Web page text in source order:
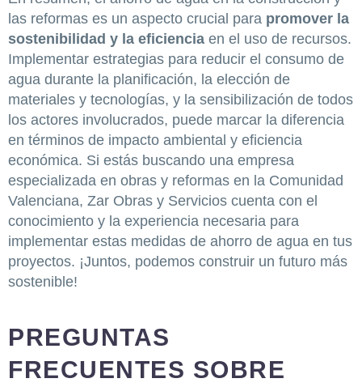
las reformas es un aspecto crucial para promover la
sostenibilidad y la eficiencia en el uso de recursos.
Implementar estrategias para reducir el consumo de
agua durante la planificación, la elección de
materiales y tecnologías, y la sensibilización de todos
los actores involucrados, puede marcar la diferencia
en términos de impacto ambiental y eficiencia
económica. Si estás buscando una empresa
especializada en obras y reformas en la Comunidad
Valenciana, Zar Obras y Servicios cuenta con el
conocimiento y la experiencia necesaria para
implementar estas medidas de ahorro de agua en tus
proyectos. ¡Juntos, podemos construir un futuro más
sostenible!
PREGUNTAS
FRECUENTES SOBRE